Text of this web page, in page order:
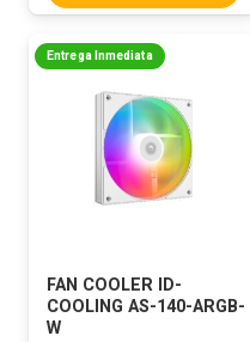
Entrega Inmediata
FAN COOLER ID-
COOLING AS-140-ARGB-
W